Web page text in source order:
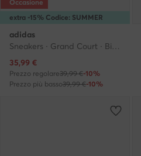
extra -15% Codice: SUMMER
Occasione
adidas
Sneakers · Grand Court · Bianco
Prezzo attuale
35,99 €
Prezzo regolare39,99 €-10%
Prezzo più basso39,99 €-10%